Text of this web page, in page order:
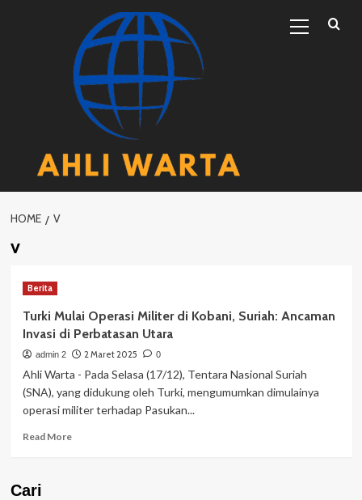
Menu
HOME V
v
Berita
Turki Mulai Operasi Militer di Kobani, Suriah: Ancaman
Invasi di Perbatasan Utara
admin 2 2 Maret 2025 0
Ahli Warta - Pada Selasa (17/12), Tentara Nasional Suriah
(SNA), yang didukung oleh Turki, mengumumkan dimulainya
operasi militer terhadap Pasukan...
Read MoreRead
Cari